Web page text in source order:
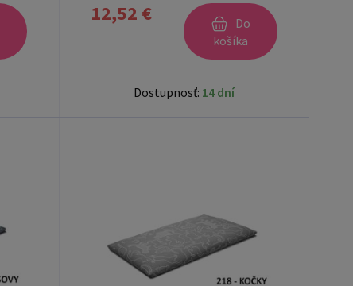
12,52 €
Do
košíka
Dostupnosť: 14 dní